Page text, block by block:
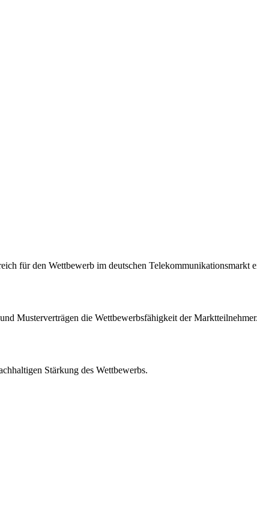
für den Wettbewerb im deutschen Telekommunikationsmarkt
Musterverträgen die Wettbewerbsfähigkeit der
Stärkung des Wettbewerbs.